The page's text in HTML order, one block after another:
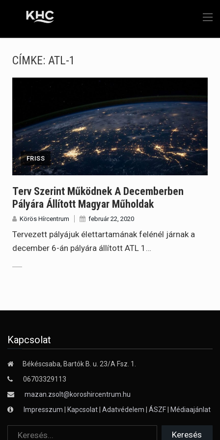
CÍMKE: ATL-1
FRISS
Terv Szerint Működnek A Decemberben
Pályára Állított Magyar Műholdak
Körös Hírcentrum február 22, 2020
Tervezett pályájuk élettartamának felénél járnak a
december 6-án pályára állított ATL 1…
Kapcsolat
Békéscsaba, Bartók B. u. 23/A Fsz. 1.
06703329113
mazan.zsolt@koroshircentrum.hu
Impresszum
Kapcsolat Adatvédelem ÁSZF Médiaajánlat